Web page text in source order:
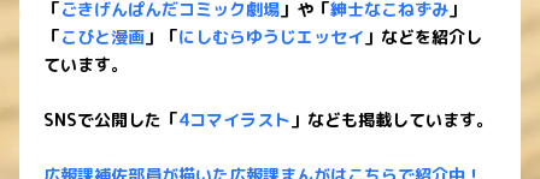
「ごきげんぱんだコミック劇場」や「紳士なこねずみ」
「こびと漫画」「にしむらゆうじエッセイ 」などを紹介し
ています。
SNSで公開した「4コマイラスト 」なども掲載しています。